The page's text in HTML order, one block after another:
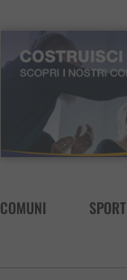
COMUNI SPORT